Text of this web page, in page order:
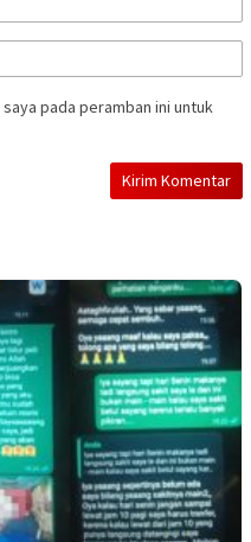
pada peramban ini untuk